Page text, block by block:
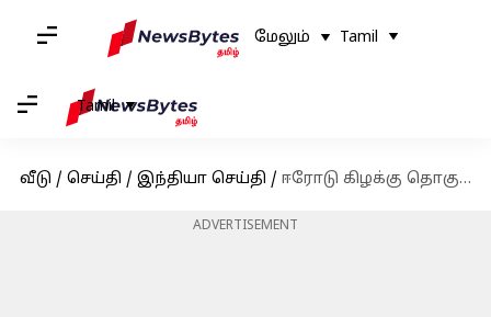
மேலும் Tamil
Tamil
வீடு / செய்தி / இந்தியா செய்தி / ஈரோடு கிழக்கு தொகுதிக்கு இடைத்தேர்தல் தேதி அறிவிப்பு
ADVERTISEMENT